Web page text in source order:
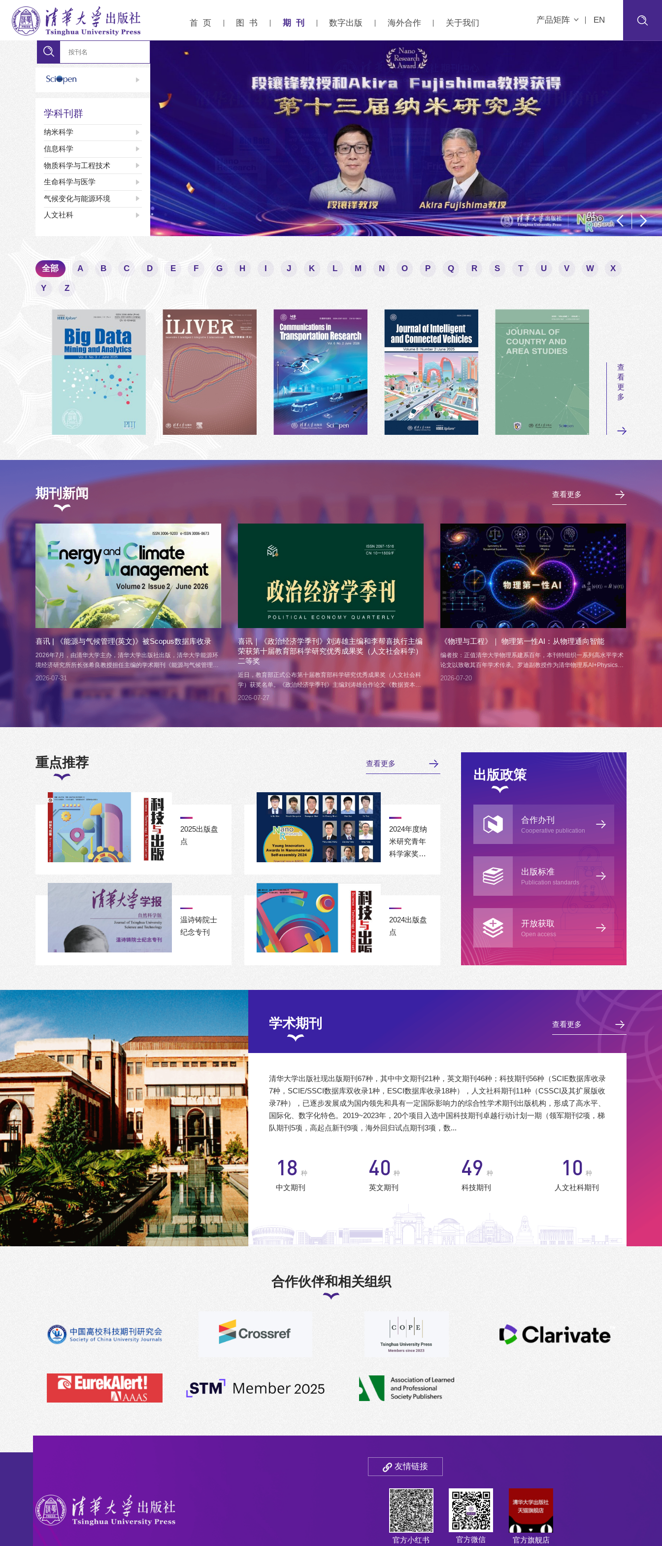
首 页 图 书 期 刊 数字出版 海外合作 关于我们 产品矩阵 EN
学科刊群
纳米科学
信息科学
物质科学与工程技术
生命科学与医学
气候变化与能源环境
人文社科
02
05
全部 A B C D E F G H I J K L M N O P Q R S T U V W X
Y Z
查
看
更
多
期刊新闻 查看更多
喜讯 | 《能源与气候管理(英文)》被Scopus数据库收录
2026年7月，由清华大学主办，清华大学出版社出版，清华大学能源环
境经济研究所所长张希良教授担任主编的学术期刊《能源与气候管理
（英文）》Energy and Climate Management 通过国际知名学术数据
库Scopus评估，被Scopus数据库正式收录！将于2027年获得首个引用
2026-07-31
喜讯｜《政治经济学季刊》刘涛雄主编和李帮喜执行主编
荣获第十届教育部科学研究优秀成果奖（人文社会科学）
二等奖
近日，教育部正式公布第十届教育部科学研究优秀成果奖（人文社会科
学）获奖名单。《政治经济学季刊》主编刘涛雄合作论文《数据资本估
算及对中国经济增长的贡献：基于数据价值链的视角》（作者：刘涛
雄，戎珂，张亚迪，发表期刊：《中国社会科学》2023年第10期）、
执行主编李帮喜合作论文《中国经济发展中的“实体—虚拟”关系：基于
2026-07-27
《物理与工程》｜ 物理第一性AI：从物理通向智能
编者按：正值清华大学物理系建系百年，本刊特组织一系列高水平学术
论文以致敬其百年学术传承。罗迪副教授作为清华物理系AI+Physics与
量子计算交叉领域的青年人才，特别撰写此文并率先提出“物理第一性
AI”研究范式，前瞻性地探讨了从物理规律和思想探寻超级智能的路径。
2026-07-20
重点推荐 查看更多
2025出版盘
点
2024年度纳
米研究青年
科学家奖
专刊
温诗铸院士
纪念专刊
2024出版盘
点
出版政策
合作办刊
Cooperative publication
出版标准
Publication standards
开放获取
Open access
学术期刊 查看更多
清华大学出版社现出版期刊67种，其中中文期刊21种，英文期刊46种；科技期刊56种（SCIE数据库收录
7种，SCIE/SSCI数据库双收录1种，ESCI数据库收录18种），人文社科期刊11种（CSSCI及其扩展版收
录7种），已逐步发展成为国内领先和具有一定国际影响力的综合性学术期刊出版机构，形成了高水平、
国际化、数字化特色。2019~2023年，20个项目入选中国科技期刊卓越行动计划一期（领军期刊2项，梯
队期刊5项，高起点新刊9项，海外回归试点期刊3项，数...
21 种
中文期刊
46 种
英文期刊
56 种
科技期刊
11 种
人文社科期刊
合作伙伴和相关组织
友情链接
官方小红书 官方微信 官方旗舰店